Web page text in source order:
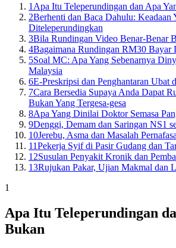
1 Apa Itu Teleperundingan dan Apa
2Berhenti dan Baca Dahulu:
Diteleperundingkan
3Bila Rundingan Video Benar-Benar
4Bagaimana Rundingan RM30 Bayar
5Soal MC: Apa Yang Sebenarnya
Malaysia
6E-Preskripsi dan Penghantaran Ubat
7Cara Bersedia Supaya Anda Dapat
Bukan Yang Tergesa-gesa
8Apa Yang Dinilai Doktor Semasa
9Denggi, Demam dan Saringan NS1
10Jerebu, Asma dan Masalah
11Pekerja Syif di Pasir Gudang dan
12Susulan Penyakit Kronik dan
13Rujukan Pakar, Ujian Makmal dan
1
Apa Itu Teleperundingan
Bukan